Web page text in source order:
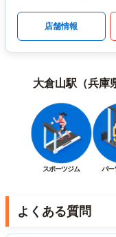
店舗情報
大倉山駅（兵庫
スポーツジム パー
よくある質問